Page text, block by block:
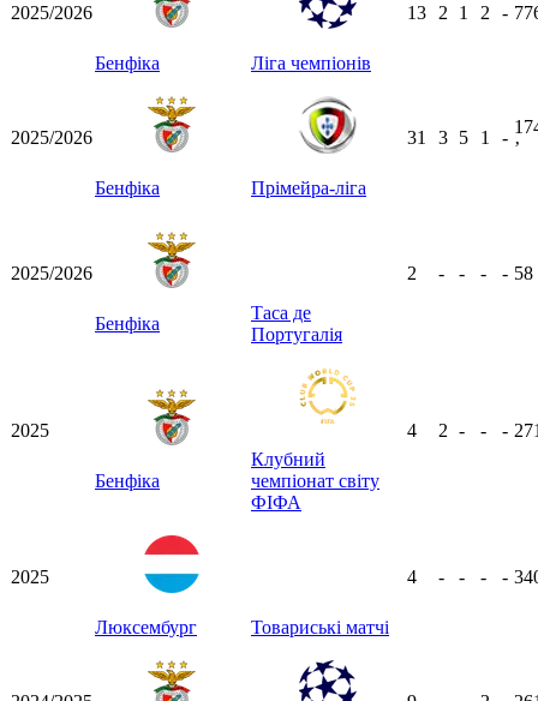
2025/2026
Бенфіка Ліга чемпіонів
13 2 1 2 -
2025/2026
Бенфіка Прімейра-ліга
31 3 5 1 -
ʼ
2025/2026
Бенфіка
Таса де
Португалія
2 - - - - 58
2025
Бенфіка
Клубний
чемпіонат світу
ФІФА
4 2 - - -
2025
Люксембург Товариські матчі
4 - - - -